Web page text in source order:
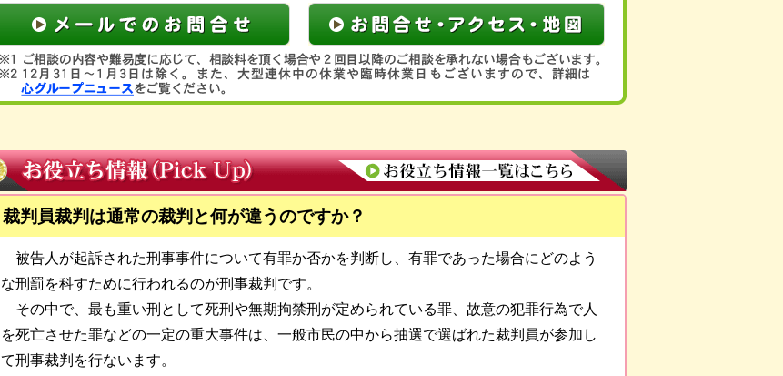
裁判員裁判は通常の裁判と何が違うのですか？
被告人が起訴された刑事事件について有罪か否かを判断し、有罪であった場合にどのよう
な刑罰を科すために行われるのが刑事裁判です。
その中で、最も重い刑として死刑や無期拘禁刑が定められている罪、故意の犯罪行為で人
を死亡させた罪などの一定の重大事件は、一般市民の中から抽選で選ばれた裁判員が参加し
て刑事裁判を行ないます。